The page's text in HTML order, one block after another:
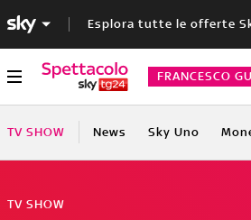
Esplora tutte le offerte
FRANCESCO
TV SHOW News Sky Uno
TV SHOW